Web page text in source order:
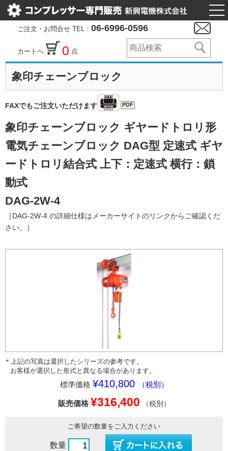
ご注文・お問合せ TEL： 06-6996-0596
カートへ 0 点
象印チェーンブロック
FAXでもご注文いただけます PDF
象印チェーンブロック ギヤードトロリ形
電気チェーンブロック DAG型 定速式 ギヤ
ードトロリ結合式 上下：定速式 横行：鎖
動式
DAG-2W-4
［DAG-2W-4 の詳細仕様はメーカーサイトのリンクからご確認くだ
さい。］
＊上記の写真は選択したシリーズの参考です。
お客様が選択した形式と異なる場合があります。
標準価格 ¥410,800 （税別）
販売価格 ¥316,400 （税別）
ご希望の数量をご入力ください
数量